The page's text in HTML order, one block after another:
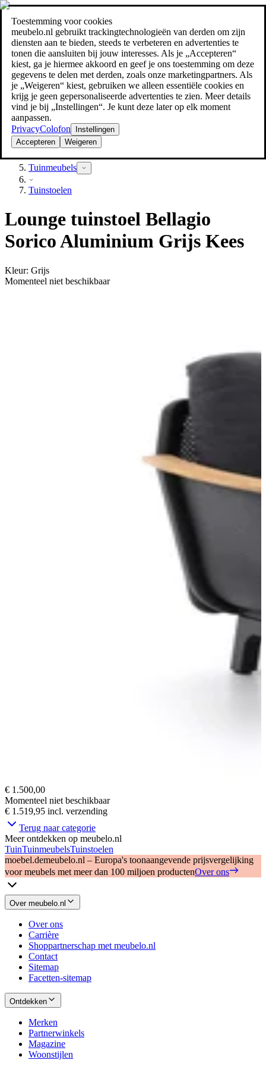
Toestemming voor cookies
meubelo.nl gebruikt trackingtechnologieën van derden om zijn
diensten aan te bieden, steeds te verbeteren en advertenties te
tonen die aansluiten bij jouw interesses. Als je „Accepteren“
kiest, ga je hiermee akkoord en geef je ons toestemming om deze
gegevens te delen met derden, zoals onze marketingpartners. Als
je „Weigeren“ kiest, gebruiken we alleen essentiële cookies en
krijg je geen gepersonaliseerde advertenties te zien. Meer details
vind je bij „Instellingen“. Je kunt deze later op elk moment
aanpassen.
PrivacyColofon
Instellingen
Accepteren
Weigeren
Zoeken
meubel jezelf de beste prijs!meubel jezelf de beste prijs!
Tuin
Tuinmeubels
Tuinstoelen
Lounge tuinstoel Bellagio
Sorico Aluminium Grijs Kees
Kleur: Grijs
Momenteel niet beschikbaar
€ 1.500,00
Momenteel niet beschikbaar
€ 1.519,95 incl. verzending
Terug naar categorie
Meer ontdekken op meubelo.nl
TuinTuinmeubelsTuinstoelen
moebel.demeubelo.nl – Europa's toonaangevende prijsvergelijking
voor meubels met meer dan 100 miljoen productenOver ons
Over meubelo.nl
Over ons
Carrière
Shoppartnerschap met meubelo.nl
Contact
Sitemap
Facetten-sitemap
Ontdekken
Merken
Partnerwinkels
Magazine
Woonstijlen